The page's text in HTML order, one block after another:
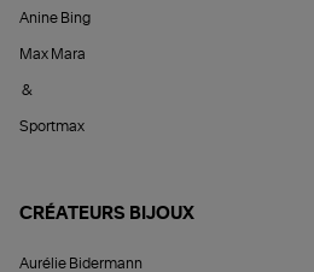
Anine Bing
Max Mara
&
Sportmax
CRÉATEURS BIJOUX
Aurélie Bidermann